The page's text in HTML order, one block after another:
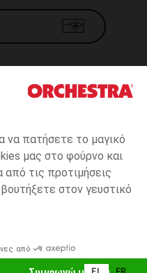
να πατήσετε το μαγικό
μας στο φούρνο και
τις προτιμήσεις
στον γευστικό
από
one
με
Πώλησης
cookies
συμμορφούμενη
και στο σύστημα
Ηλεκτρονικού Εμπορίου.